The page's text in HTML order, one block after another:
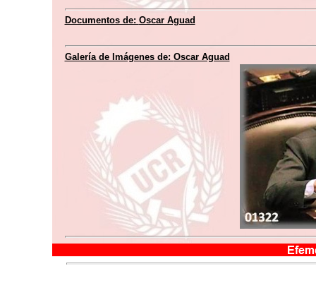
Documentos de: Oscar Aguad
Galería de Imágenes de: Oscar Aguad